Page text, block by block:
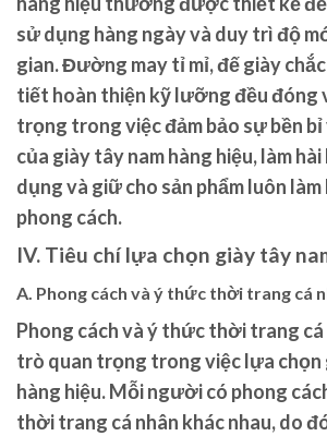
sử dụng hàng ngày và duy trì độ
gian. Đường may tỉ mỉ, đế giày
tiết hoàn thiện kỹ lưỡng đều đóng
trọng trong việc đảm bảo sự bền
của giày tây nam hàng hiệu, làm
dụng và giữ cho sản phẩm luôn
phong cách.
IV. Tiêu chí lựa chọn giày tây
A. Phong cách và ý thức thời trang cá
Phong cách và ý thức thời trang
trò quan trọng trong việc lựa chọn
hàng hiệu. Mỗi người có phong
thời trang cá nhân khác nhau, do